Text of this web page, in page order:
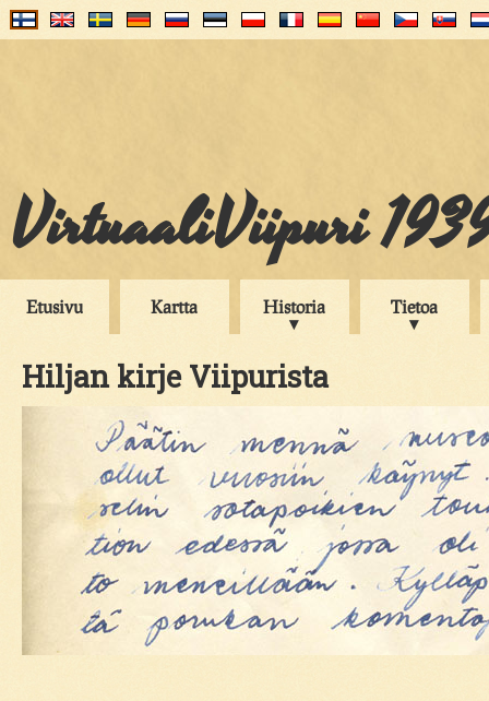
VirtuaaliViipuri
Etusivu Kartta Historia Tietoa
Hiljan kirje Viipurista